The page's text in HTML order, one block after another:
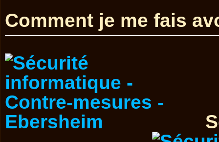
Comment je me fais